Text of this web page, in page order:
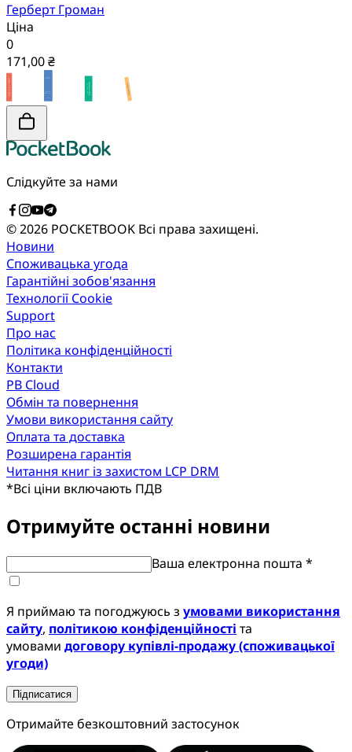
Герберт Громан
Ціна
0
171,00 ₴
Слідкуйте за нами
© 2026 POCKETBOOK Всі права захищені.
Новини
Споживацька угода
Гарантійні зобов'язання
Технології Cookie
Support
Про нас
Політика конфіденційності
Контакти
PB Cloud
Обмін та повернення
Умови використання сайту
Оплата та доставка
Розширена гарантія
Читання книг із захистом LCP DRM
*Всі ціни включають ПДВ
Отримуйте останні новини
Ваша електронна пошта *
Я приймаю та погоджуюсь з умовами використання
сайту, політикою конфіденційності та
умовами договору купівлі-продажу (споживацької
угоди)
Підписатися
Отримайте безкоштовний застосунок